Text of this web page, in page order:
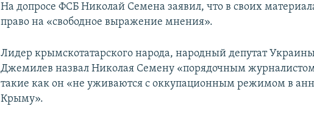
На допросе ФСБ Николай Семена заявил, что в своих
право на «свободное выражение мнения».
Лидер крымскотатарского народа, народный депутат
Джемилев назвал Николая Семену «порядочным
такие как он «не уживаются с оккупационным режимом в
Крыму».